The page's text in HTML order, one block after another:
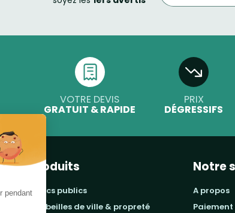
VOTRE DEVIS
GRATUIT & RAPIDE
PRIX
DÉGRESSIFS
Produits
bancs publics
corbeilles de ville & propreté
Notre
a propos